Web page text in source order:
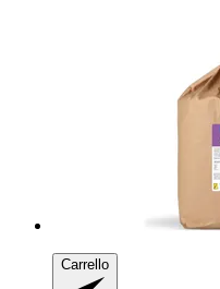
Carrello